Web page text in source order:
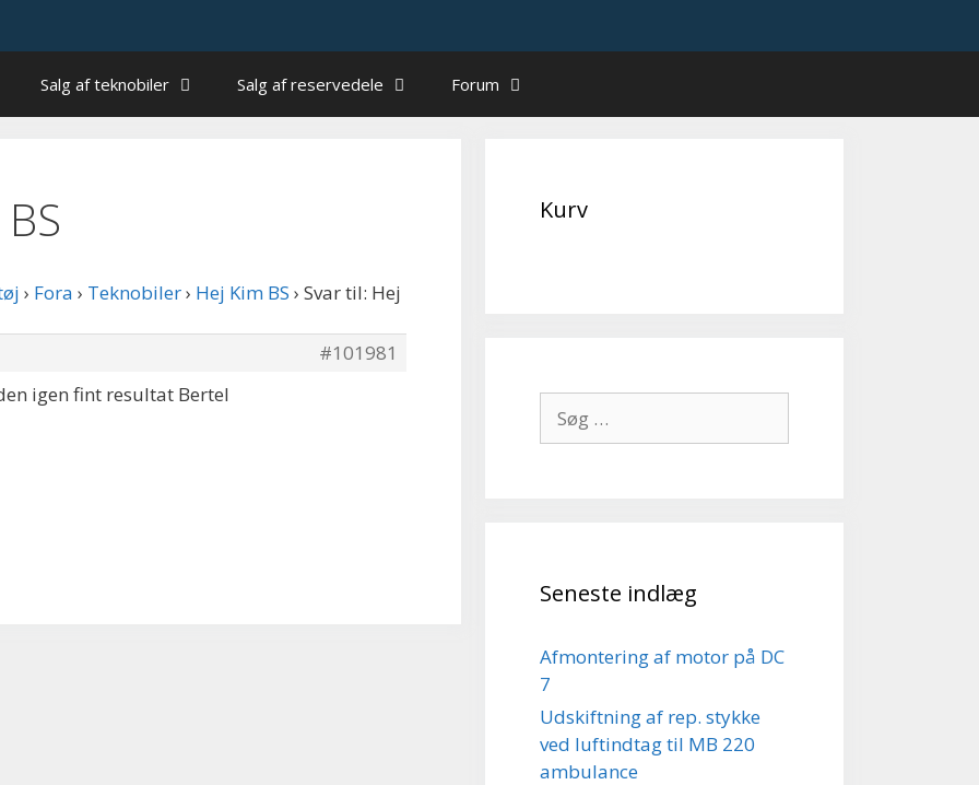
Salg af teknobiler Salg af reservedele Forum
› Fora › Teknobiler› Hej Kim BS › Svar til: Hej
#101981
igen fint resultat Bertel
Kurv
efter:
Seneste indlæg
Afmontering af motor på DC
7
Udskiftning af rep. stykke
ved luftindtag til MB 220
ambulance